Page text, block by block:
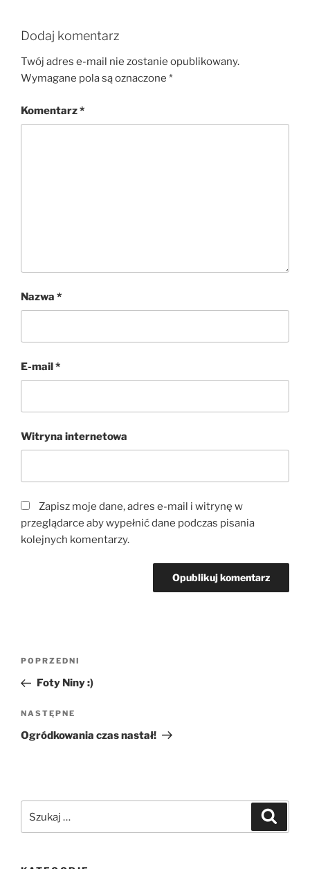
Dodaj komentarz
Twój adres e-mail nie zostanie opublikowany.
Wymagane pola są oznaczone *
Komentarz*
Nazwa *
E-mail*
Witryna internetowa
Zapisz moje dane, adres e-mail i witrynę w
przeglądarce aby wypełnić dane podczas pisania
kolejnych komentarzy.
Nawigacja
Poprzedni
wpis
POPRZEDNI
Foty Niny :)
Następny
wpis
NASTĘPNE
Ogródkowania czas nastał!